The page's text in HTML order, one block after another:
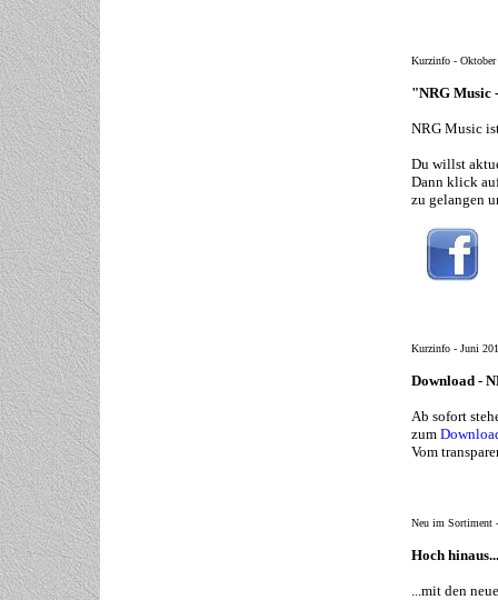
Kurzinfo - Oktober
"NRG Music
NRG Music
Du willst
Dann klick
zu gelangen
Kurzinfo - Juni
Download -
Ab sofort
zum
Vom
Neu im Sortiment
Hoch hinaus...
...mit den